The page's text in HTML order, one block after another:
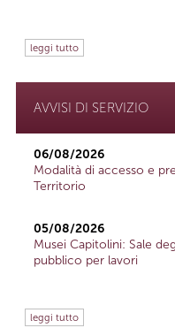
leggi tutto
AVVISI DI SERVIZIO
06/08/2026
Modalità di accesso e
Territorio
05/08/2026
Musei Capitolini: Sale
pubblico per lavori
leggi tutto